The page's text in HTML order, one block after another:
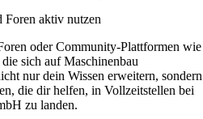
Foren aktiv nutzen
oder Community-Plattformen wie
sich auf Maschinenbau
nur dein Wissen erweitern, sondern
die dir helfen, in Vollzeitstellen bei
zu landen.